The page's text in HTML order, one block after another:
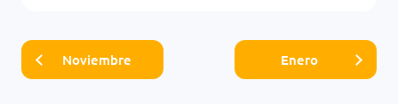
Noviembre Enero